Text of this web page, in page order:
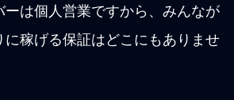
ーは個人営業ですから、みんなが
に稼げる保証はどこにもありませ